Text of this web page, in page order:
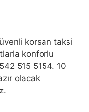
korsan taksi
konforlu
515 5154. 10
olacak